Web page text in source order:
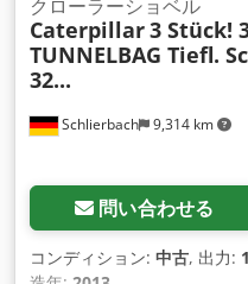
Schlierbach 9,314 km
クローラーショベル
Caterpillar3 Stück!
TUNNELBAG Tiefl.
32...
問い合わせる
コンディション: 中古, 出力: